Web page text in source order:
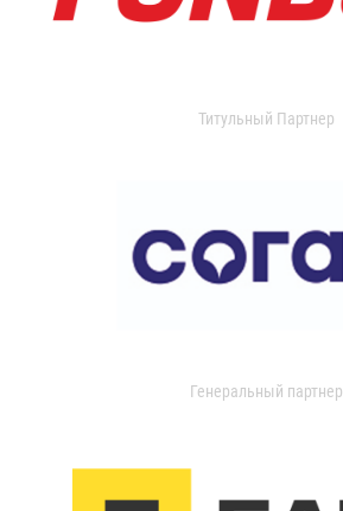
Титульный Партнер
Генеральный партнер